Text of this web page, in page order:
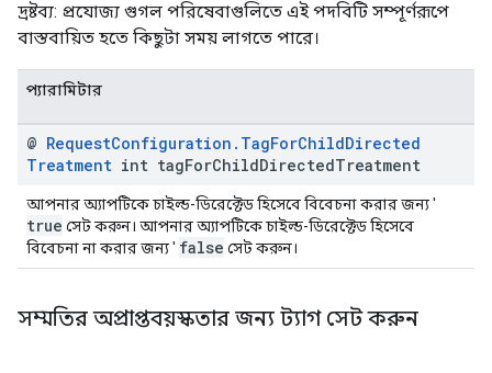
দ্রষ্টব্য: প্রযোজ্য গুগল পরিষেবাগুলিতে এই পদবিটি সম্পূর্ণরূপে
বাস্তবায়িত হতে কিছুটা সময় লাগতে পারে।
প্যারামিটার
@ RequestConfiguration . TagForChildDirected
Treatment int tagForChildDirectedTreatment
আপনার অ্যাপটিকে চাইল্ড-ডিরেক্টেড হিসেবে বিবেচনা করার জন্য '
true সেট করুন। আপনার অ্যাপটিকে চাইল্ড-ডিরেক্টেড হিসেবে
বিবেচনা না করার জন্য ' false সেট করুন।
সম্মতির অপ্রাপ্তবয়স্কতার জন্য ট্যাগ সেট করুন